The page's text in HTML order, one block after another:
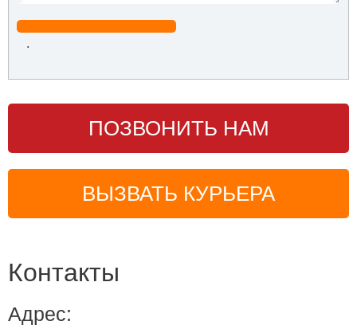
.
ПОЗВОНИТЬ НАМ
ВЫЗВАТЬ КУРЬЕРА
Контакты
Адрес: